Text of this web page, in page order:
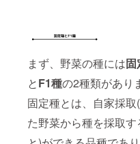
まず、野菜の種には固
とF1種の2種類があり
固定種とは、自家採取
た野菜から種を採取す